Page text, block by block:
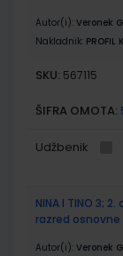
Autor(i): Veronek
Nakladnik: PROFIL
SKU: 567115
ŠIFRA OMOTA:
Udžbenik
NINA I TINO 3;
razred osnovne
Autor(i): Veronek